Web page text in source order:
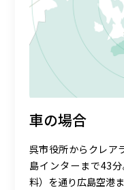
車の場合
呉市役所からクレア
島インターまで43
料）を通り広島空港ま